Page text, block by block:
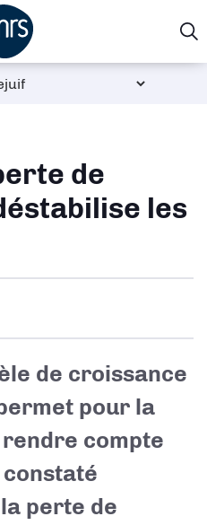
de
les
de croissance
pour la
compte
perte de